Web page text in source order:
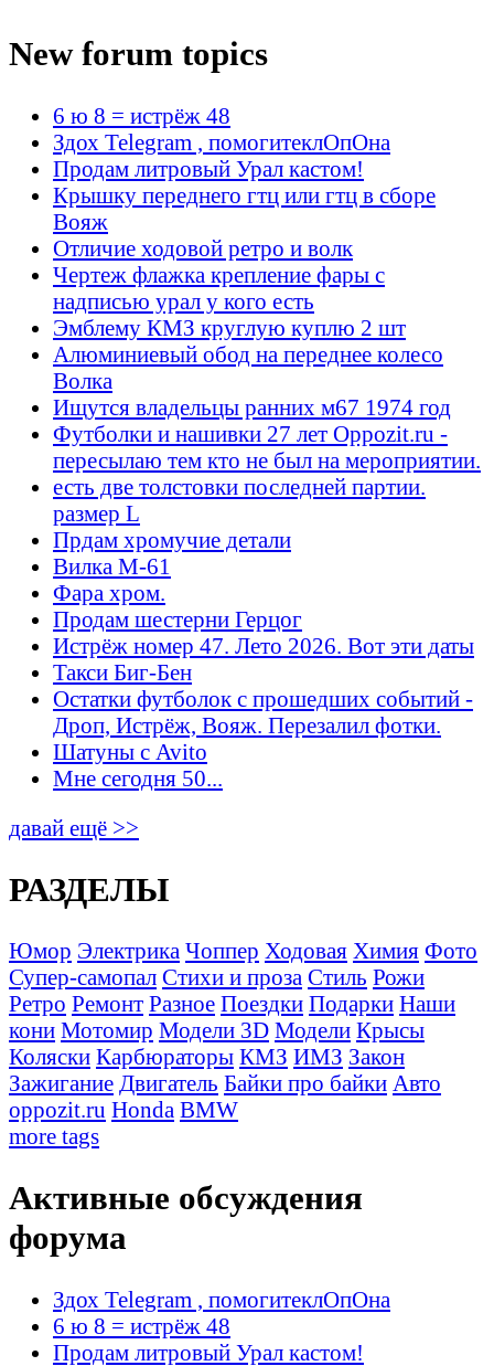
New forum topics
6 ю 8 = истрёж 48
Здох Telegram , помогитеклОпОна
Продам литровый Урал кастом!
Крышку переднего гтц или гтц в сборе
Вояж
Отличие ходовой ретро и волк
Чертеж флажка крепление фары с
надписью урал у кого есть
Эмблему КМЗ круглую куплю 2 шт
Алюминиевый обод на переднее колесо
Волка
Ищутся владельцы ранних м67 1974 год
Футболки и нашивки 27 лет Oppozit.ru -
пересылаю тем кто не был на мероприятии.
есть две толстовки последней партии.
размер L
Прдам хромучие детали
Вилка М-61
Фара хром.
Продам шестерни Герцог
Истрёж номер 47. Лето 2026. Вот эти даты
Такси Биг-Бен
Остатки футболок с прошедших событий -
Дроп, Истрёж, Вояж. Перезалил фотки.
Шатуны с Avito
Мне сегодня 50...
давай ещё >>
РАЗДЕЛЫ
Юмор Электрика Чоппер Ходовая Химия Фото
Супер-самопал Стихи и проза Стиль Рожи
Ретро Ремонт Разное Поездки Подарки Наши
кони Мотомир Модели 3D Модели Крысы
Коляски Карбюраторы КМЗ ИМЗ Закон
Зажигание Двигатель Байки про байки Авто
oppozit.ru Honda BMW
more tags
Активные обсуждения
форума
Здох Telegram , помогитеклОпОна
6 ю 8 = истрёж 48
Продам литровый Урал кастом!